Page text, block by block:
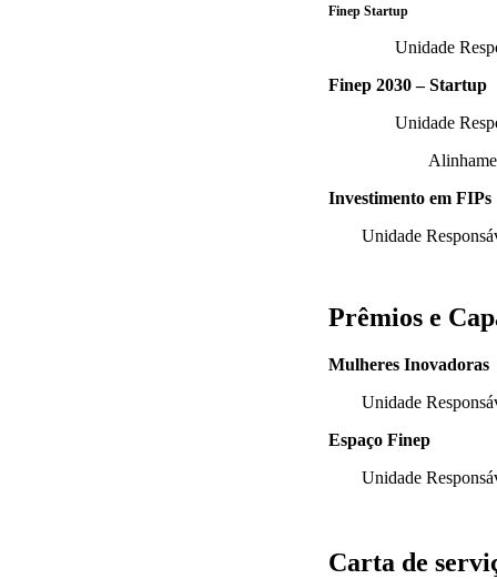
Finep Startup
Unidade
Finep 2030 – Startup
Unidade
Investimento em FIPs
Unidade
Prêmios e
Mulheres Inovadoras
Unidade
Espaço Finep
Unidade
Carta de